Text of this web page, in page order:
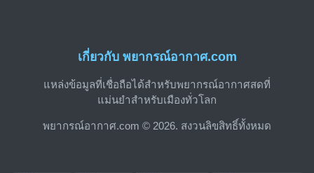
เกี่ยวกับ พยากรณ์อากาศ.com
แหล่งข้อมูลที่เชื่อถือได้สำหรับพยากรณ์อากาศสดที่
แม่นยำสำหรับเมืองทั่วโลก
พยากรณ์อากาศ.com © 2026. สงวนลิขสิทธิ์ทั้งหมด